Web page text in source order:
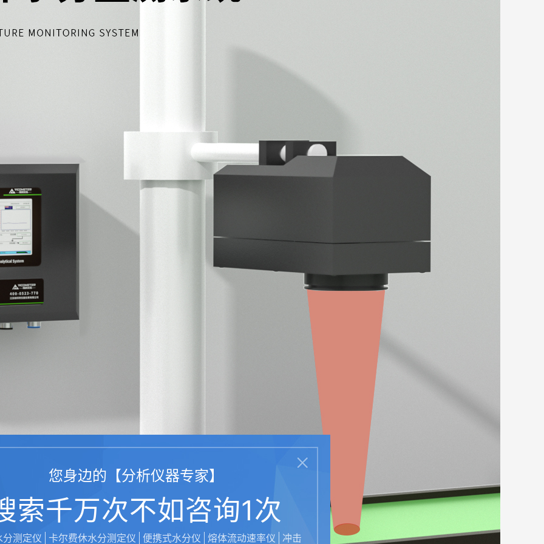
您身边的【分析仪器专家】
索千万次不如咨询1次
分测定仪 卡尔费休水分测定仪 便携式水分仪 熔体流动速率仪 冲击